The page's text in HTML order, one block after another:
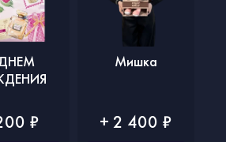
₽
Мишка
+ 2 400 ₽